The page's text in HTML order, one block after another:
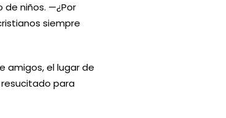
niños. —¿Por
siempre
amigos, el lugar de
para